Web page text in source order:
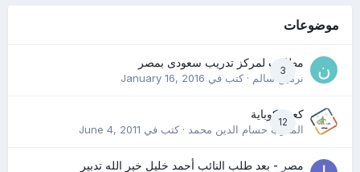
موضوعات
3
مطلوب لمركز تدريب سعودى بمصر
نرمين سالم· كتب في January 16, 2016
12
كعب كوباية
المدرب حسام الدين محمد· كتب في June 4, 2011
مصر - بعد طلب النائب أحمد خليل خير الله تدبير